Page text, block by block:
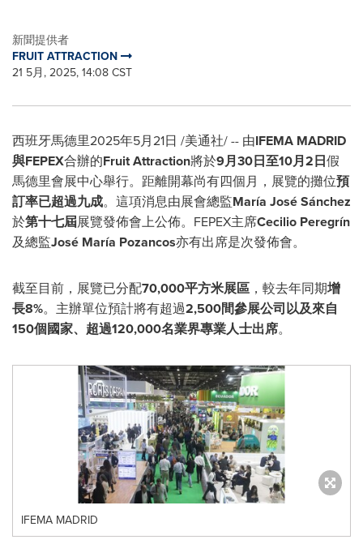
新聞提供者
FRUIT ATTRACTION
21 5月, 2025, 14:08 CST
西班牙馬德里2025年5月21日 /美通社/ -- 由IFEMA MADRID
與FEPEX合辦的Fruit Attraction將於9月30日至10月2日假
馬德里會展中心舉行。距離開幕尚有四個月，展覽的攤位預
訂率已超過九成。這項消息由展會總監María José Sánchez
於第十七屆展覽發佈會上公佈。FEPEX主席Cecilio Peregrín
及總監José María Pozancos亦有出席是次發佈會。
截至目前，展覽已分配70,000平方米展區 ，較去年同期增
長8%。主辦單位預計將有超過2,500間參展公司以及來自
150個國家、超過120,000名業界專業人士出席。
IFEMA MADRID